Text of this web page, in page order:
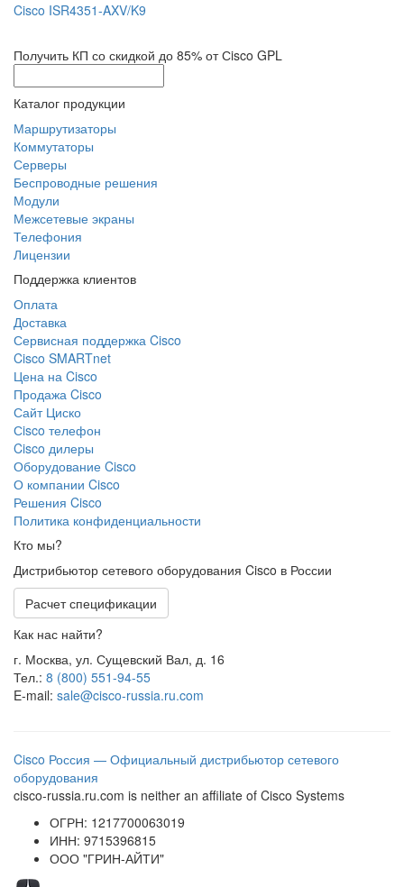
Cisco ISR4351-AXV/K9
Получить КП со скидкой до 85% от Сisco GPL
Каталог продукции
Маршрутизаторы
Коммутаторы
Серверы
Беспроводные решения
Модули
Межсетевые экраны
Телефония
Лицензии
Поддержка клиентов
Оплата
Доставка
Сервисная поддержка Cisco
Cisco SMARTnet
Цена на Cisco
Продажа Cisco
Сайт Циско
Сisco телефон
Cisco дилеры
Оборудование Cisco
О компании Cisco
Решения Cisco
Политика конфиденциальности
Кто мы?
Дистрибьютор сетевого оборудования Cisco в России
Расчет спецификации
Как нас найти?
г. Москва, ул. Сущевский Вал, д. 16
Тел.: 8 (800) 551-94-55
E-mail: sale@cisco-russia.ru.com
Cisco Россия — Официальный дистрибьютор сетевого
оборудования
cisco-russia.ru.com is neither an affiliate of Cisco Systems
ОГРН: 1217700063019
ИНН: 9715396815
ООО "ГРИН-АЙТИ"